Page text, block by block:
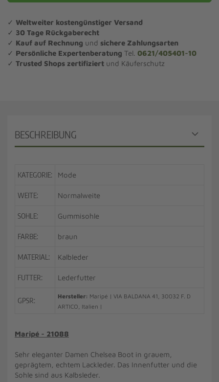
✓ Weltweiter kostengünstiger Versand
✓ 30 Tage Rückgaberecht
✓ Kauf auf Rechnung und sichere Zahlungsarten
✓ Persönliche Expertenberatung Tel. 0621/405401-10
✓ Trusted Shops zertifiziert und Käuferschutz
BESCHREIBUNG
KATEGORIE: Mode
WEITE: Normalweite
SOHLE: Gummisohle
FARBE: braun
MATERIAL: Kalbleder
FUTTER: Lederfutter
GPSR: Hersteller: Maripé | VIA BALDANA 41, 30032 F. D
ARTICO, Italien |
Maripé - 21088
Sehr eleganter Damen Chelsea Boot in grauem,
geprägtem, echtem Lackleder. Das Innenfutter und die
Sohle sind aus Kalbsleder.